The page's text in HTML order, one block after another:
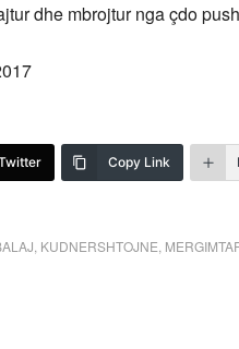
dhe mbrojtur nga çdo
Copy Link
KUDNERSHTOJNE